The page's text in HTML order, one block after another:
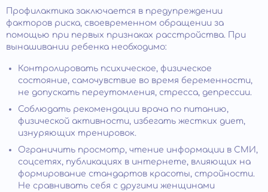
Профилактика заключается в предупреждении
факторов риска, своевременном обращении за
помощью при первых признаках расстройства. При
вынашивании ребенка необходимо:
Контролировать психическое, физическое
состояние, самочувствие во время беременности,
не допускать переутомления, стресса, депрессии.
Соблюдать рекомендации врача по питанию,
физической активности, избегать жестких диет,
изнуряющих тренировок.
Ограничить просмотр, чтение информации в СМИ,
соцсетях, публикациях в интернете, влияющих на
формирование стандартов красоты, стройности.
Не сравнивать себя с другими женщинами